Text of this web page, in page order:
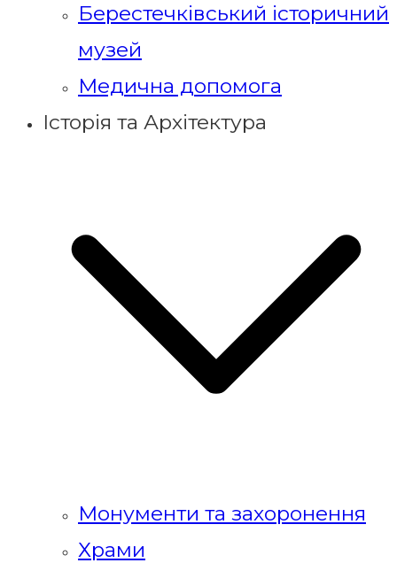
Берестечківський історичний
музей
Медична допомога
Історія та Архітектура
Монументи та захоронення
Храми